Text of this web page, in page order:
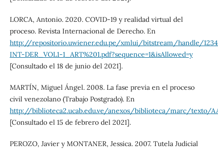
LORCA, Antonio. 2020. COVID-19 y realidad virtual del
proceso. Revista Internacional de Derecho. En
http://repositorio.uwiener.edu.pe/xmlui/bitstream/handle/
INT-DER_VOL1-1_ART%201.pdf?sequence=1&isAllowed=y
[Consultado el 18 de junio del 2021].
MARTÍN, Miguel Ángel. 2008. La fase previa en el proceso
civil venezolano (Trabajo Postgrado). En
http://biblioteca2.ucab.edu.ve/anexos/biblioteca/marc/texto/
[Consultado el 15 de febrero del 2021].
PEROZO, Javier y MONTANER, Jessica. 2007. Tutela Judicial